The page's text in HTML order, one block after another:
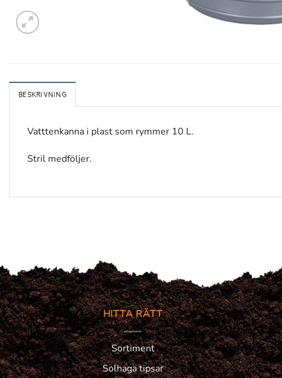
BESKRIVNING
Vatttenkanna i plast som rymmer 10 L.
Stril medföljer.
HITTA RÄTT
Sortiment
Solhaga tipsar